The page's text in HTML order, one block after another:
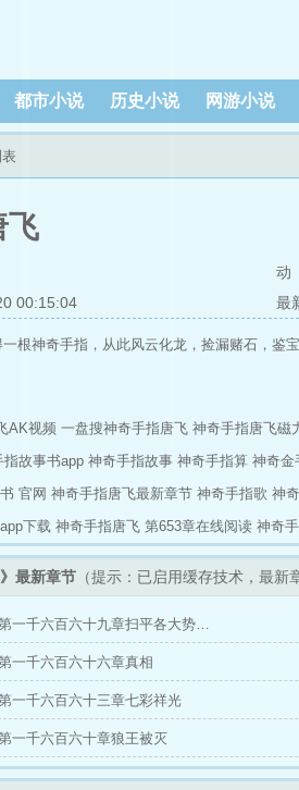
都市小说 历史小说 网游小说
飞
动
00:15:04
最
根神奇手指，从此风云化龙，捡漏赌石，鉴
AK视频 一盘搜神奇手指唐飞 神奇手指唐飞磁
指故事书app 神奇手指故事 神奇手指算 神奇金
官网 神奇手指唐飞最新章节 神奇手指歌 神
下载 神奇手指唐飞 第653章在线阅读 神奇
最新章节 （提示：已启用缓存技术，最新
一千六百六十九章扫平各大势…
一千六百六十六章真相
一千六百六十三章七彩祥光
一千六百六十章狼王被灭